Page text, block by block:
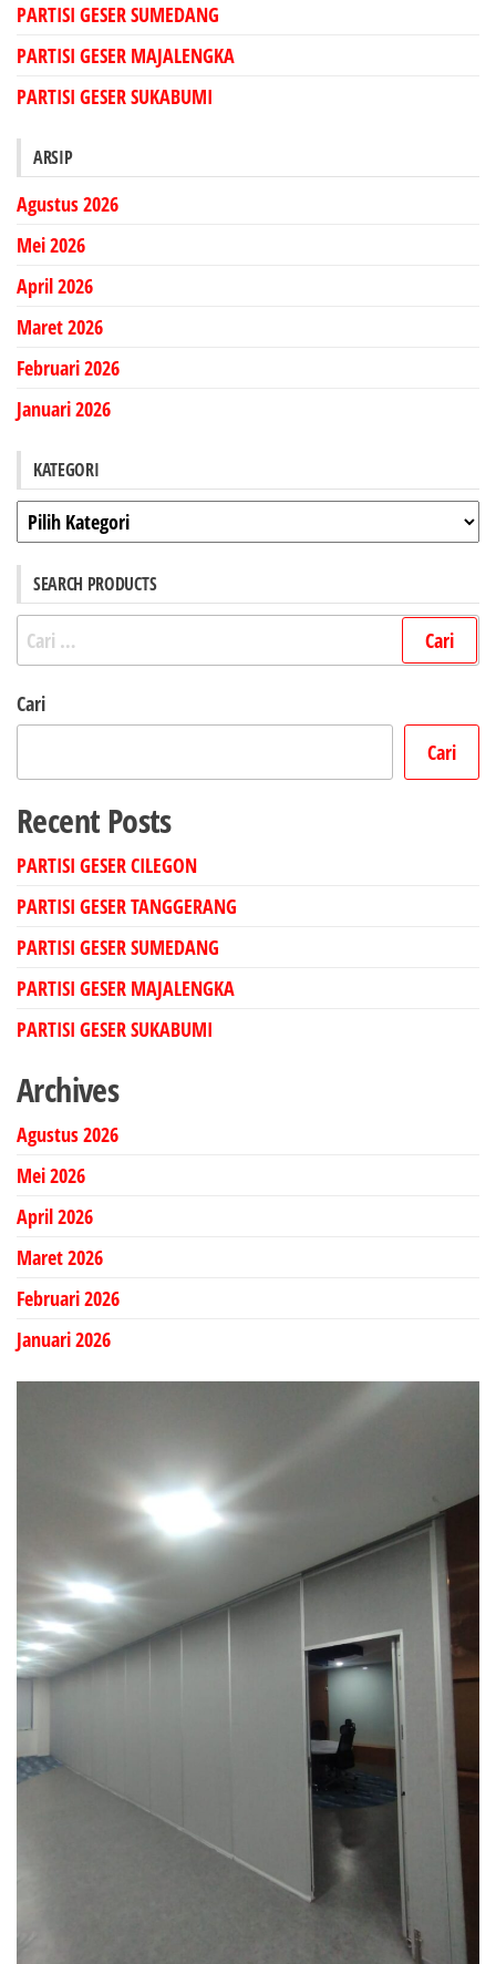
PARTISI GESER SUMEDANG
PARTISI GESER MAJALENGKA
PARTISI GESER SUKABUMI
ARSIP
Agustus 2026
Mei 2026
April 2026
Maret 2026
Februari 2026
Januari 2026
KATEGORI
Kategori
SEARCH PRODUCTS
Cari
untuk:
Cari
Cari
Recent Posts
PARTISI GESER CILEGON
PARTISI GESER TANGGERANG
PARTISI GESER SUMEDANG
PARTISI GESER MAJALENGKA
PARTISI GESER SUKABUMI
Archives
Agustus 2026
Mei 2026
April 2026
Maret 2026
Februari 2026
Januari 2026